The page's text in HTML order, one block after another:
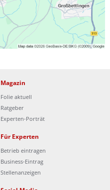
Magazin
Folie aktuell
Ratgeber
Experten-Porträt
Für Experten
Betrieb eintragen
Business-Eintrag
Stellenanzeigen